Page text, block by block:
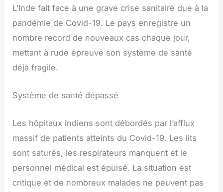
L’Inde fait face à une grave crise sanitaire due à la
pandémie de Covid-19. Le pays enregistre un
nombre record de nouveaux cas chaque jour,
mettant à rude épreuve son système de santé
déjà fragile.
Système de santé dépassé
Les hôpitaux indiens sont débordés par l’afflux
massif de patients atteints du Covid-19. Les lits
sont saturés, les respirateurs manquent et le
personnel médical est épuisé. La situation est
critique et de nombreux malades ne peuvent pas